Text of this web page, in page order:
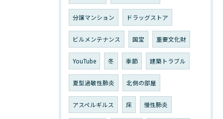
分譲マンション ドラッグストア
ビルメンテナンス 国宝 重要文化財
YouTube 冬 季節 建築トラブル
夏型過敏性肺炎 北側の部屋
アスペルギルス 床 慢性肺炎